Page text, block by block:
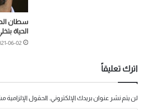
سطان
الحياة
06-02
اترك تعليقاً
لن يتم نشر عنوان بريدك الإلكتروني. الحقول الإلزامية